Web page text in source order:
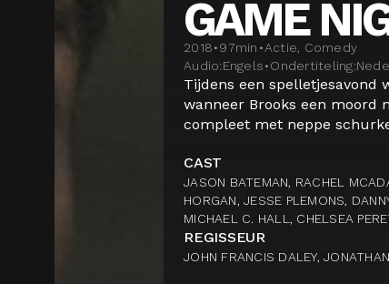
GAME
2018•97min •Actie, Comedy
Audio:Engels•Ondertiteling:
Tijdens een spelletjesavond
wanneer Brooks een moord
compleet met neppe
CAST
JASON BATEMAN, RACHEL
HORGAN, JESSE PLEMONS,
MICHAEL C. HALL, CHELSEA
REGISSEUR
JOHN FRANCIS DALEY,